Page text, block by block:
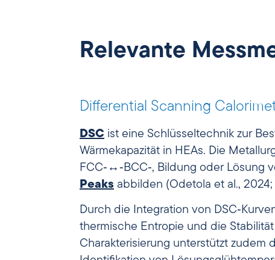
Relevante
Differential Scanning
DSC ist eine Schlüsseltechnik zur
Wärmekapazität in HEAs. Die
FCC‑↔‑BCC‑, Bildung oder Lösung
Peaks abbilden (Odetola et al., 2024;
Durch die Integration von
thermische Entropie und die
Charakterisierung unterstützt zudem